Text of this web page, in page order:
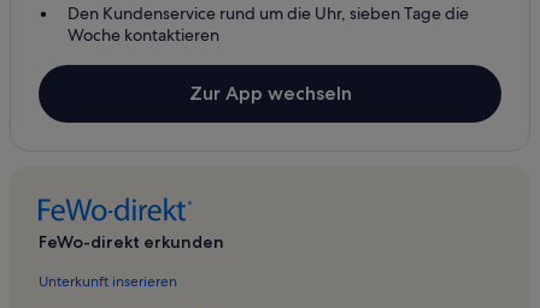
Den Kundenservice rund um die Uhr, sieben Tage die
Woche kontaktieren
Zur App wechseln
FeWo-direkt erkunden
Unterkunft inserieren